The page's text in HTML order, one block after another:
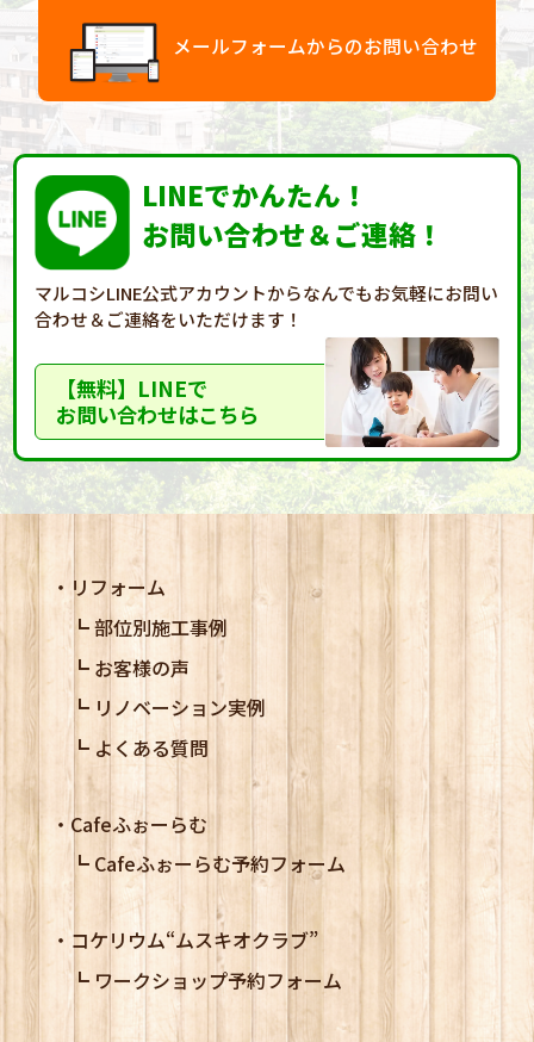
メールフォームからのお問い合わせ
LINEでかんたん！
お問い合わせ＆ご連絡！
マルコシLINE公式アカウントからなんでもお気軽にお問い
合わせ＆ご連絡をいただけます！
【無料】LINEで
お問い合わせはこちら
リフォーム
部位別施工事例
お客様の声
リノベーション実例
よくある質問
Cafeふぉーらむ
Cafeふぉーらむ予約フォーム
コケリウム“ムスキオクラブ”
ワークショップ予約フォーム